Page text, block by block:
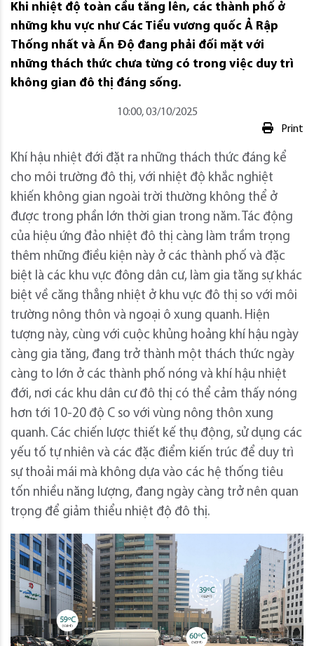
Khi nhiệt độ toàn cầu tăng lên, các thành phố ở
những khu vực như Các Tiểu vương quốc Ả Rập
Thống nhất và Ấn Độ đang phải đối mặt với
những thách thức chưa từng có trong việc duy trì
không gian đô thị đáng sống.
10:00, 03/10/2025
Print
Khí hậu nhiệt đới đặt ra những thách thức đáng kể
cho môi trường đô thị, với nhiệt độ khắc nghiệt
khiến không gian ngoài trời thường không thể ở
được trong phần lớn thời gian trong năm. Tác động
của hiệu ứng đảo nhiệt đô thị càng làm trầm trọng
thêm những điều kiện này ở các thành phố và đặc
biệt là các khu vực đông dân cư, làm gia tăng sự khác
biệt về căng thẳng nhiệt ở khu vực đô thị so với môi
trường nông thôn và ngoại ô xung quanh. Hiện
tượng này, cùng với cuộc khủng hoảng khí hậu ngày
càng gia tăng, đang trở thành một thách thức ngày
càng to lớn ở các thành phố nóng và khí hậu nhiệt
đới, nơi các khu dân cư đô thị có thể cảm thấy nóng
hơn tới 10-20 độ C so với vùng nông thôn xung
quanh. Các chiến lược thiết kế thụ động, sử dụng các
yếu tố tự nhiên và các đặc điểm kiến ​​trúc để duy trì
sự thoải mái mà không dựa vào các hệ thống tiêu
tốn nhiều năng lượng, đang ngày càng trở nên quan
trọng để giảm thiểu nhiệt độ đô thị.